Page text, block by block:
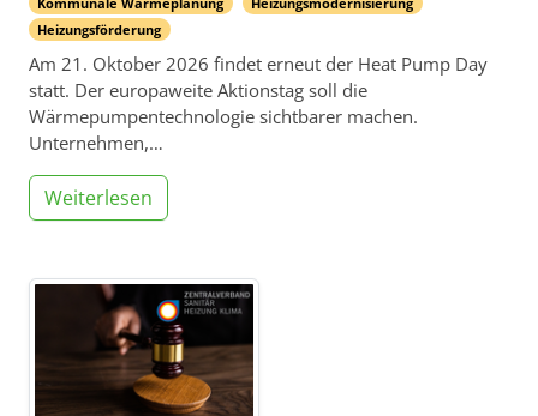
Heizungsförderung
Am 21. Oktober 2026 findet erneut der Heat Pump Day
statt. Der europaweite Aktionstag soll die
Wärmepumpentechnologie sichtbarer machen.
Unternehmen,…
Weiterlesen